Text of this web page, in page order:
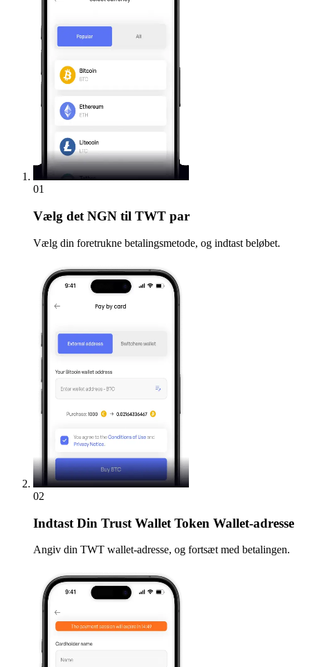
01
Vælg det NGN til TWT par
Vælg din foretrukne betalingsmetode, og indtast beløbet.
02
Indtast Din Trust Wallet Token Wallet-adresse
Angiv din TWT wallet-adresse, og fortsæt med betalingen.